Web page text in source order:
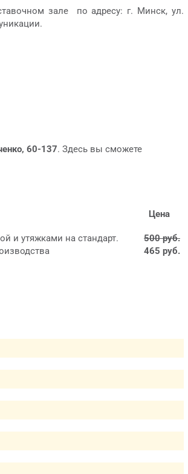
зале по адресу: г. Минск, ул.
60-137. Здесь вы сможете
Цена
и утяжками на стандарт.
500 руб.
465 руб.